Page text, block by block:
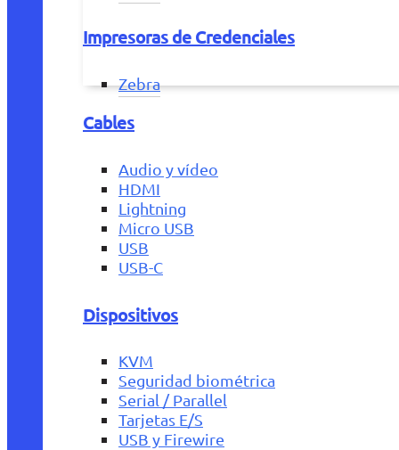
Impresoras de Credenciales
Zebra
Cables
Audio y vídeo
HDMI
Lightning
Micro USB
USB
USB-C
Dispositivos
KVM
Seguridad biométrica
Serial / Parallel
Tarjetas E/S
USB y Firewire